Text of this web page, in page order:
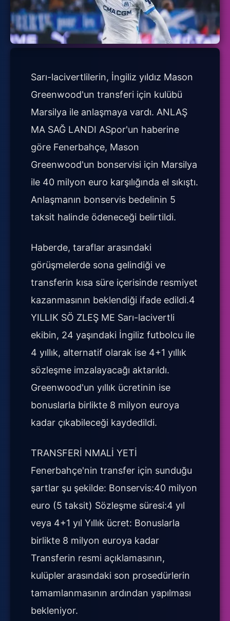
Sarı-lacivertlilerin, İngiliz yıldız Mason
Greenwood'un transferi için kulübü
Marsilya ile anlaşmaya vardı. ANLAŞ
MA SAĞ LANDI ASpor'un haberine
göre Fenerbahçe, Mason
Greenwood'un bonservisi için Marsilya
ile 40 milyon euro karşılığında el sıkıştı.
Anlaşmanın bonservis bedelinin 5
taksit halinde ödeneceği belirtildi.
Haberde, taraflar arasındaki
görüşmelerde sona gelindiği ve
transferin kısa süre içerisinde resmiyet
kazanmasının beklendiği ifade edildi.4
YILLIK SÖ ZLEŞ ME Sarı-lacivertli
ekibin, 24 yaşındaki İngiliz futbolcu ile
4 yıllık, alternatif olarak ise 4+1 yıllık
sözleşme imzalayacağı aktarıldı.
Greenwood'un yıllık ücretinin ise
bonuslarla birlikte 8 milyon euroya
kadar çıkabileceği kaydedildi.
TRANSFERİ NMALİ YETİ
Fenerbahçe'nin transfer için sunduğu
şartlar şu şekilde: Bonservis:40 milyon
euro (5 taksit) Sözleşme süresi:4 yıl
veya 4+1 yıl Yıllık ücret: Bonuslarla
birlikte 8 milyon euroya kadar
Transferin resmi açıklamasının,
kulüpler arasındaki son prosedürlerin
tamamlanmasının ardından yapılması
bekleniyor.